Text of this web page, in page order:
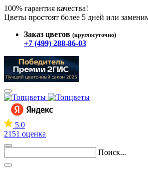
100% гарантия качества!
Цветы простоят более 5 дней или
Заказ цветов (круглосуточно)
+7 (499) 288-86-03
5.0
2151 оценка
Поиск...